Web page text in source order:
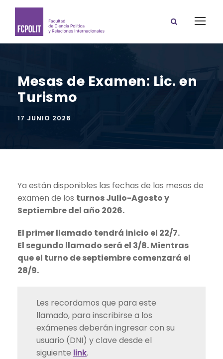
Mesas de Examen: Lic. en
Turismo
17 JUNIO 2026
Ya están disponibles las fechas de las mesas de
examen de los turnos Julio-Agosto y
Septiembre del año 2026.
El primer llamado tendrá inicio el 22/7.
El segundo llamado será el 3/8. Mientras
que el turno de septiembre comenzará el
28/9.
Les recordamos que para este
llamado, para inscribirse a los
exámenes deberán ingresar con su
usuario (DNI) y clave desde el
siguiente link.